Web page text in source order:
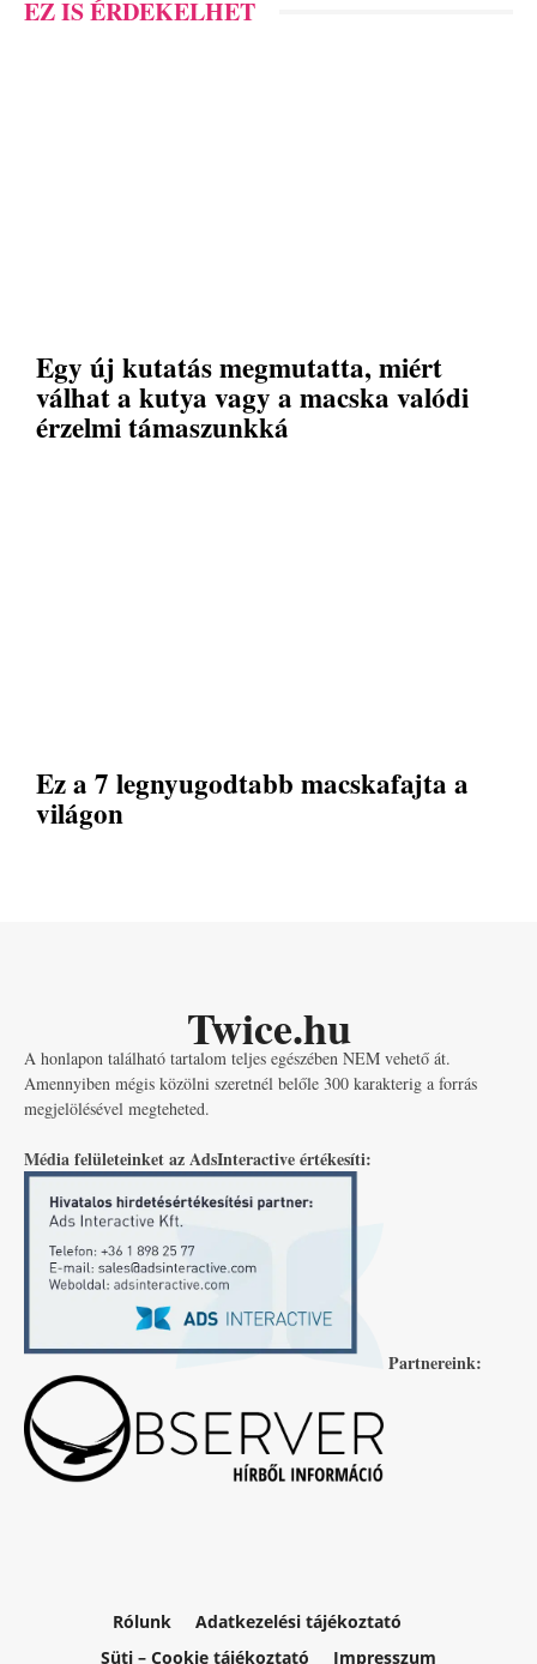
EZ IS ÉRDEKELHET
Egy új kutatás megmutatta, miért
válhat a kutya vagy a macska valódi
érzelmi támaszunkká
Ez a 7 legnyugodtabb macskafajta a
világon
Twice.hu
A honlapon található tartalom teljes egészében NEM vehető át.
Amennyiben mégis közölni szeretnél belőle 300 karakterig a forrás
megjelölésével megteheted.
Média felületeinket az AdsInteractive értékesíti:
Partnereink:
Rólunk
Adatkezelési tájékoztató
Süti – Cookie tájékoztató
Impresszum